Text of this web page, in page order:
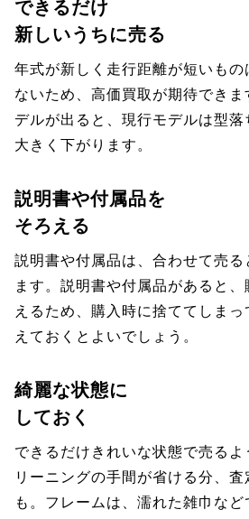
できるだけ
新しいうちに売る
年式が新しく走行距離が短いも
ないため、高価買取が期待でき
デルが出ると、現行モデルは型
大きく下がります。
説明書や付属品を
そろえる
説明書や付属品は、合わせて売
ます。説明書や付属品があると
えるため、購入時に捨ててしま
えておくとよいでしょう。
綺麗な状態に
しておく
できるだけきれいな状態で売る
リーニングの手間が省ける分、
も。フレームは、濡れた雑巾など